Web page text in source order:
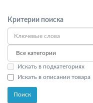
Критерии поиска
Искать в подкатегориях
Искать в описании товара